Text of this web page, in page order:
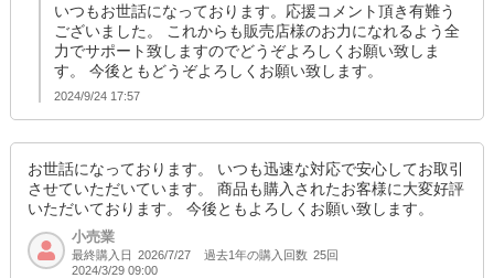
いつもお世話になっております。応援コメント頂き有難う
ございました。 これからも販売店様のお力になれるよう全
力でサポート致しますのでどうぞよろしくお願い致しま
す。 今後ともどうぞよろしくお願い致します。
2024/9/24 17:57
お世話になっております。 いつも迅速な対応で安心してお取引
させていただいています。 商品も購入されたお客様に大変好評
いただいております。 今後ともよろしくお願い致します。
小売業
最終購入日 2026/7/27 過去1年の購入回数 25回
2024/3/29 09:00